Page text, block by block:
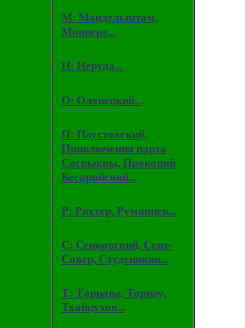
М: Мандельштам,
Монперэ...
Н: Неруда...
О: Олонецкий...
П: Паустовский,
Приключения нарта
Сасрыквы, Прокопий
Кесарийский...
Р: Рихтер, Румянцев...
С: Сенковский, Сент-
Совер, Студеникин...
Т: Тарнава, Торнау,
Тхайцухов...